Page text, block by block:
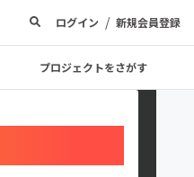
ログイン / 新規会員登録
プロジェクトをさがす